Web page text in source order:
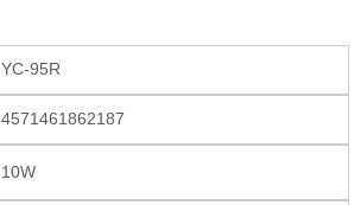
YC-95R
4571461862187
10W